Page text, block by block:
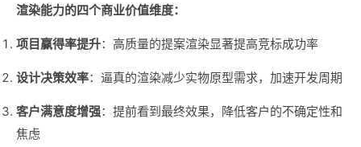
渲染能力的四个商业价值维度：
项目赢得率提升：高质量的提案渲染显著提高竞标成功率
设计决策效率：逼真的渲染减少实物原型需求，加速开发周期
客户满意度增强：提前看到最终效果，降低客户的不确定性和
焦虑